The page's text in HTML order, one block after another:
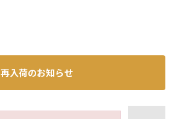
再入荷のお知らせ